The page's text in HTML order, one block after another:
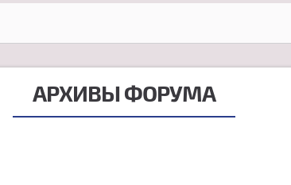
АРХИВЫ ФОРУМА